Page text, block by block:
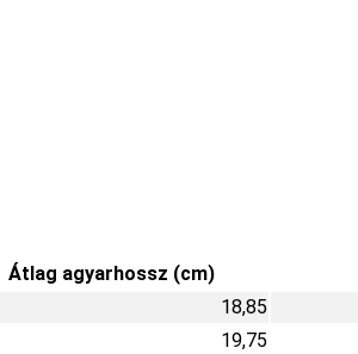
Átlag agyarhossz (cm)
18,85
19,75